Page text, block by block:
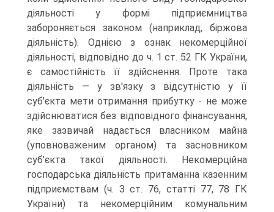
діяльності у формі підприємництва
забороняється законом (наприклад, біржова
діяльність). Однією з ознак некомерційної
діяльності, відповідно до ч. 1 ст. 52 ГК України,
є самостійність її здійснення. Проте така
діяльність — у зв'язку з відсутністю у її
суб'єкта мети отримання прибутку - не може
здійснюватися без відповідного фінансування,
яке зазвичай надається власником майна
(уповноваженим органом) та засновником
суб'єкта такої діяльності. Некомерційна
господарська діяльність притаманна казенним
підприємствам (ч. З ст. 76, статті 77, 78 ГК
України) та некомерційним комунальним